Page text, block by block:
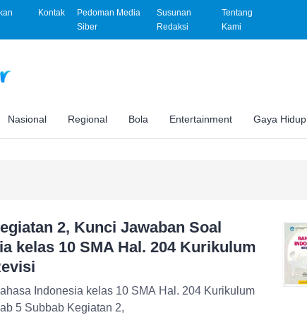
Kontak
Pedoman Media
Siber
Susunan
Redaksi
Tentang
Kami
Nasional Regional Bola Entertainment Gaya Hidup
2, Kunci Jawaban Soal
kelas 10 SMA Hal. 204 Kurikulum
Indonesia kelas 10 SMA Hal. 204 Kurikulum
5 Subbab Kegiatan 2,